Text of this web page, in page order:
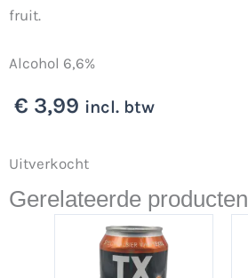
fruit.
Alcohol 6,6%
€ 3,99 incl. btw
Uitverkocht
Gerelateerde producten